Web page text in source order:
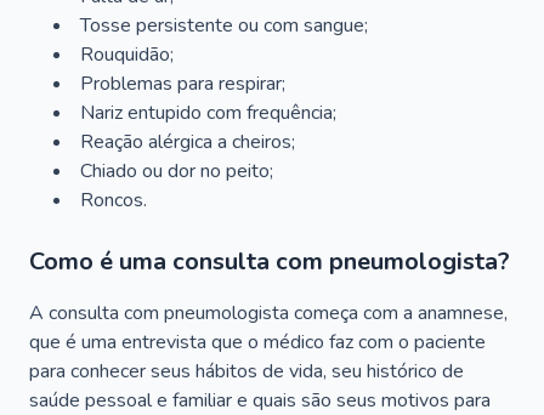
Tosse persistente ou com sangue;
Rouquidão;
Problemas para respirar;
Nariz entupido com frequência;
Reação alérgica a cheiros;
Chiado ou dor no peito;
Roncos.
Como é uma consulta com pneumologista?
A consulta com pneumologista começa com a anamnese,
que é uma entrevista que o médico faz com o paciente
para conhecer seus hábitos de vida, seu histórico de
saúde pessoal e familiar e quais são seus motivos para